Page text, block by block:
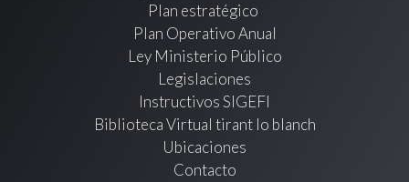
Plan estratégico
Plan Operativo Anual
Ley Ministerio Público
Legislaciones
Instructivos SIGEFI
Biblioteca Virtual tirant lo blanch
Ubicaciones
Contacto